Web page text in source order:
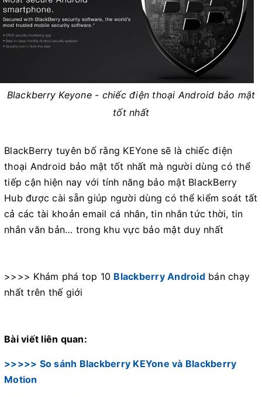
Blackberry Keyone - chiếc điện thoại Android bảo mật
tốt nhất
BlackBerry tuyên bố rằng KEYone sẽ là chiếc điện
thoại Android bảo mật tốt nhất mà người dùng có thể
tiếp cận hiện nay với tính năng bảo mật BlackBerry
Hub được cài sẵn giúp người dùng có thể kiểm soát tất
cả các tài khoản email cá nhân, tin nhắn tức thời, tin
nhắn văn bản… trong khu vực bảo mật duy nhất
>>>> Khám phá top 10 Blackberry Androidbán chạy
nhất trên thế giới
Bài viết liên quan:
>>>>> So sánh Blackberry KEYone và Blackberry
Motion